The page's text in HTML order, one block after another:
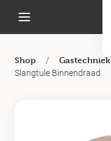
Shop / Gastechniek
Slangtule Binnendraad